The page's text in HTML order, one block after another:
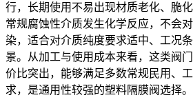
行，长期使用不易出现材质老化、脆
常规腐蚀性介质发生化学反应，不会
染，适合对介质纯度要求适中、工况
景。从加工与使用成本来看，这类阀
价比突出，能够满足多数常规民用、
求，是通用性较强的塑料隔膜阀选择。